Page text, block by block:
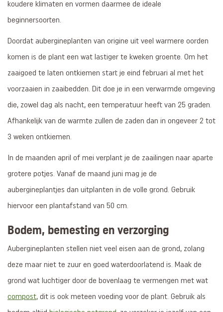
koudere klimaten en vormen daarmee de ideale
beginnersoorten.
Doordat aubergineplanten van origine uit veel warmere oorden
komen is de plant een wat lastiger te kweken groente. Om het
zaaigoed te laten ontkiemen start je eind februari al met het
voorzaaien in zaaibedden. Dit doe je in een verwarmde omgeving
die, zowel dag als nacht, een temperatuur heeft van 25 graden.
Afhankelijk van de warmte zullen de zaden dan in ongeveer 2 tot
3 weken ontkiemen.
In de maanden april of mei verplant je de zaailingen naar aparte
grotere potjes. Vanaf de maand juni mag je de
aubergineplantjes dan uitplanten in de volle grond. Gebruik
hiervoor een plantafstand van 50 cm.
Bodem, bemesting en verzorging
Aubergineplanten stellen niet veel eisen aan de grond, zolang
deze maar niet te zuur en goed waterdoorlatend is. Maak de
grond wat luchtiger door de bovenlaag te vermengen met wat
compost, dit is ook meteen voeding voor de plant. Gebruik als